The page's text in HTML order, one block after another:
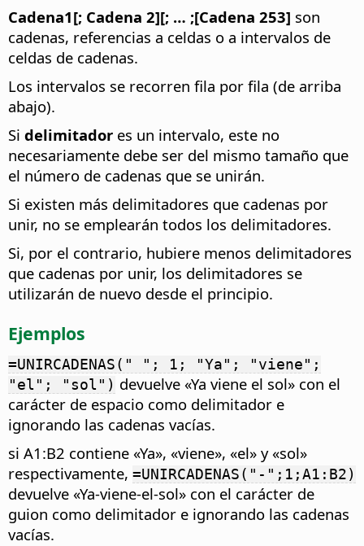
Cadena1[; Cadena 2][; … ;[Cadena 253] son
cadenas, referencias a celdas o a intervalos de
celdas de cadenas.
Los intervalos se recorren fila por fila (de arriba
abajo).
Si delimitador es un intervalo, este no
necesariamente debe ser del mismo tamaño que
el número de cadenas que se unirán.
Si existen más delimitadores que cadenas por
unir, no se emplearán todos los delimitadores.
Si, por el contrario, hubiere menos delimitadores
que cadenas por unir, los delimitadores se
utilizarán de nuevo desde el principio.
Ejemplos
=UNIRCADENAS(" "; 1; "Ya"; "viene";
"el"; "sol") devuelve «Ya viene el sol» con el
carácter de espacio como delimitador e
ignorando las cadenas vacías.
si A1:B2 contiene «Ya», «viene», «el» y «sol»
respectivamente, =UNIRCADENAS("-";1;A1:B2)
devuelve «Ya-viene-el-sol» con el carácter de
guion como delimitador e ignorando las cadenas
vacías.